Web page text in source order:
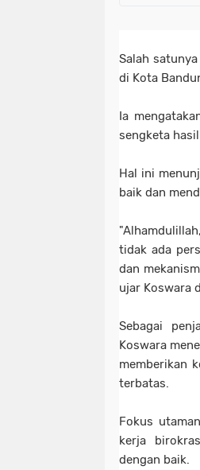
Salah
di Kota
Ia
sengketa
Hal ini
baik dan
tidak ada
dan
ujar Koswara
Sebagai
Koswara
memberikan
terbatas.
Fokus
kerja
dengan baik.